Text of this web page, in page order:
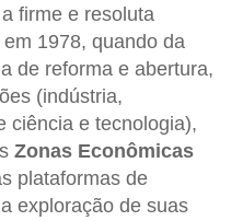
firme e resoluta
em 1978, quando da
de reforma e abertura,
(indústria,
ciência e tecnologia),
Zonas Econômicas
plataformas de
exploração de suas